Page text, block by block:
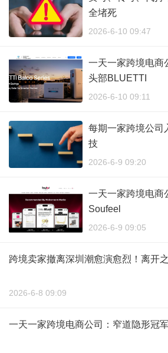
全堵死
2026-6-10 09:47
一天一家跨境电商
头部BLUETTI
2026-6-10 09:11
每期一家跨境公司
技
2026-6-9 09:20
一天一家跨境电商
Soufeel
2026-6-9 09:05
跨境卖家撤离深圳潮愈演愈烈！离开
2026-6-8 09:09
一天一家跨境电商公司：窄道隐形冠